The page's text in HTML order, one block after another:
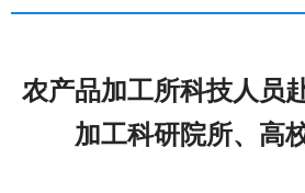
农产品加工所科技人员
加工科研院所、高